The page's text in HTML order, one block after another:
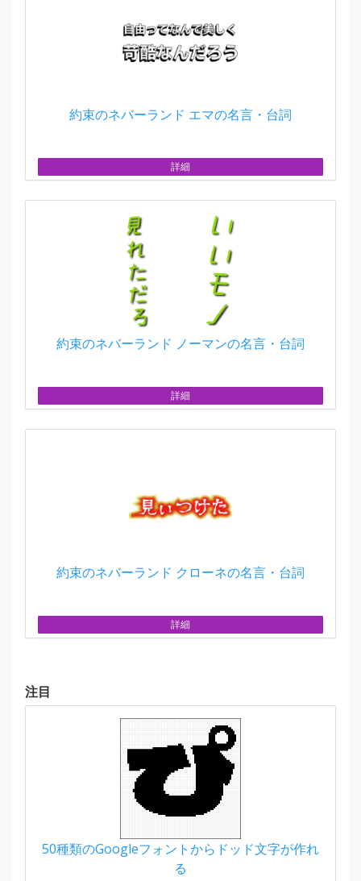
約束のネバーランド エマの名言・台詞
詳細
約束のネバーランド ノーマンの名言・台詞
詳細
約束のネバーランド クローネの名言・台詞
詳細
注目
50種類のGoogleフォントからドッド文字が作れ
る